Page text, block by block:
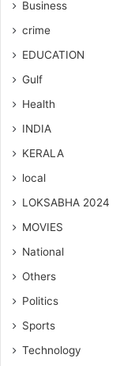
Business
crime
EDUCATION
Gulf
Health
INDIA
KERALA
local
LOKSABHA 2024
MOVIES
National
Others
Politics
Sports
Technology